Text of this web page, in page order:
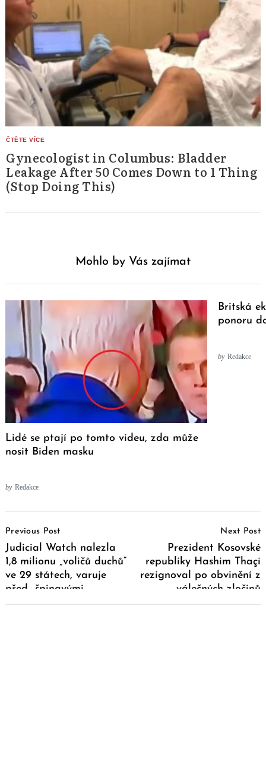
Gynecologist in Columbus: Bladder
Leakage After 50 Comes Down to 1 Thing
(Stop Doing This)
Mohlo by Vás zajímat
Lidé se ptají po tomto videu, zda může
nosit Biden masku
by Redakce
Britská
ponoru
by Redakce
Navigation
Previous Post
Judicial Watch nalezla
1,8 milionu „voličů duchů“
ve 29 státech, varuje
před „špinavými
volbami“
Next Post
Prezident Kosovské
republiky Hashim Thaçi
rezignoval po obvinění z
válečných zločinů